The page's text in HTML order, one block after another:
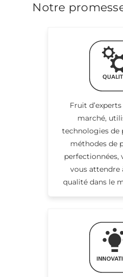
Notre
Fruit
marché,
technologies de
méthodes de
perfectionnées,
vous attendre
qualité dans le